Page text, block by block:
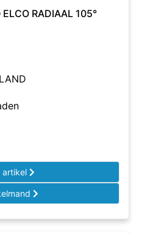
RADIAAL 105°
artikel